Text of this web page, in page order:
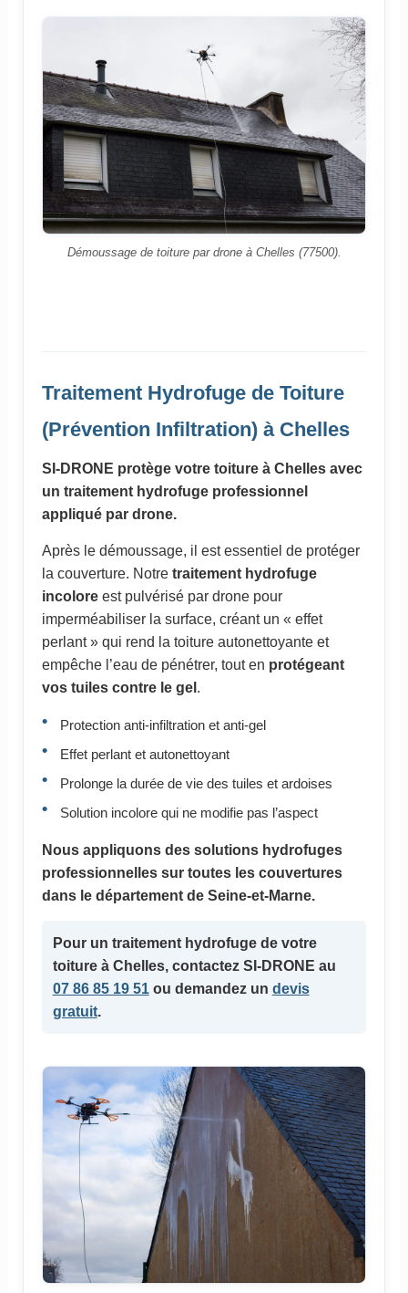
Démoussage de toiture par drone à Chelles (77500).
Traitement Hydrofuge de Toiture
(Prévention Infiltration) à Chelles
SI-DRONE protège votre toiture à Chelles avec
un traitement hydrofuge professionnel
appliqué par drone.
Après le démoussage, il est essentiel de protéger
la couverture. Notre traitement hydrofuge
incoloreest pulvérisé par drone pour
imperméabiliser la surface, créant un « effet
perlant » qui rend la toiture autonettoyante et
empêche l’eau de pénétrer, tout en protégeant
vos tuiles contre le gel .
Protection anti-infiltration et anti-gel
Effet perlant et autonettoyant
Prolonge la durée de vie des tuiles et ardoises
Solution incolore qui ne modifie pas l’aspect
Nous appliquons des solutions hydrofuges
professionnelles sur toutes les couvertures
dans le département de Seine-et-Marne.
Pour un traitement hydrofugede votre
toiture à Chelles, contactez SI-DRONE au
07 86 85 19 51ou demandez un devis
gratuit.